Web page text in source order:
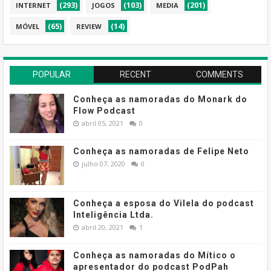
INTERNET (293) JOGOS (103) MEDIA (201)
MÓVEL (65) REVIEW (14)
POPULAR RECENT COMMENTS
Conheça as namoradas do Monark do
Flow Podcast
abril 05, 2021 0
Conheça as namoradas de Felipe Neto
julho 07, 2020 0
Conheça a esposa do Vilela do podcast
Inteligência Ltda.
abril 20, 2021 1
Conheça as namoradas do Mítico o
apresentador do podcast PodPah